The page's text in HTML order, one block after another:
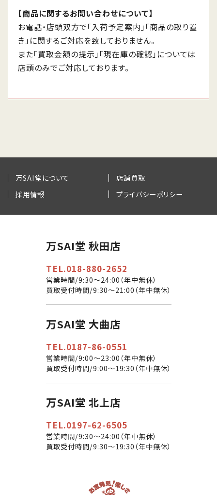
【商品に関するお問い合わせについて】
お電話・店頭双方で「入荷予定案内」「商品の取り置
き」に関するご対応を致しておりません。
また「買取金額の提示」「現在庫の確認」については
店頭のみでご対応しております。
万SAI堂について
店舗買取
採用情報
プライバシーポリシー
万SAI堂 秋田店
TEL.018-880-2652
営業時間/9:30〜24:00（年中無休）
買取受付時間/9:30〜21:00（年中無休）
万SAI堂 大曲店
TEL.0187-86-0551
営業時間/9:00〜23:00（年中無休）
買取受付時間/9:00〜19:30（年中無休）
万SAI堂 北上店
TEL.0197-62-6505
営業時間/9:30〜24:00（年中無休）
買取受付時間/9:30〜19:30（年中無休）